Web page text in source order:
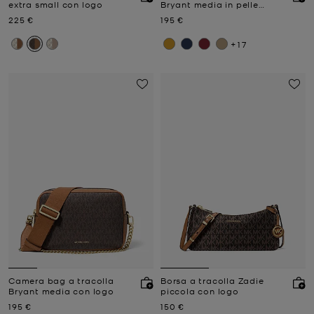
extra small con logo
Prezzo attuale
225 €
Bryant media in pelle
Prezzo attuale
195 €
+17
Camera bag a tracolla
Bryant media con logo
Prezzo attuale
195 €
Borsa a tracolla Zadie
piccola con logo
Prezzo attuale
150 €